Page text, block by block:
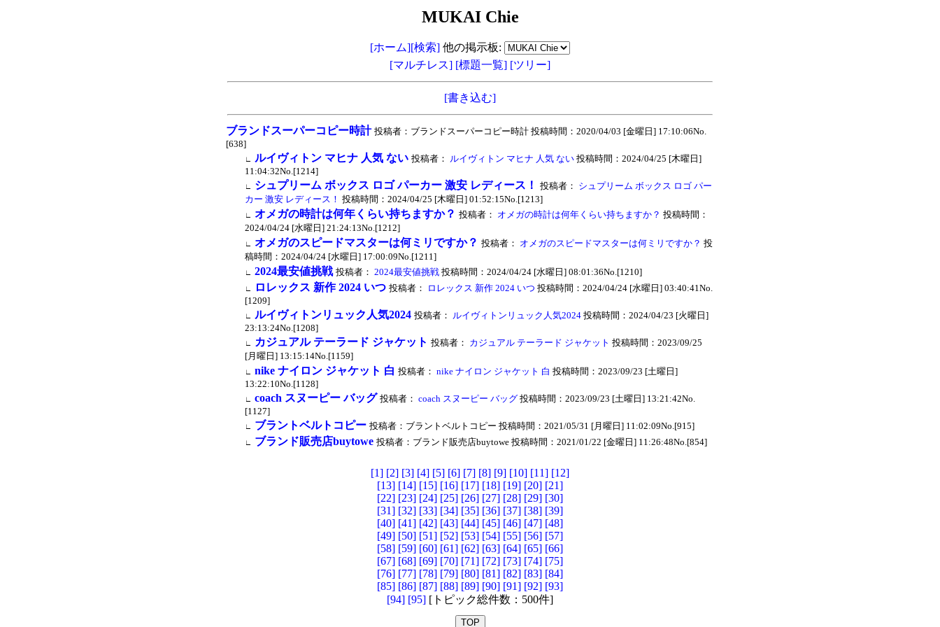
MUKAI Chie
[ホーム][検索] 他の掲示板:
[マルチレス] [標題一覧] [ツリー]
[書き込む]
ブランドスーパーコピー時計 投稿者：ブランドスーパーコピー時計 投稿時間：2020/04/03 [金曜日] 17:10:06No.
[638]
∟ ルイヴィトン マヒナ 人気 ない 投稿者： ルイヴィトン マヒナ 人気 ない 投稿時間：2024/04/25 [木曜日]
11:04:32No.[1214]
∟ シュプリーム ボックス ロゴ パーカー 激安 レディース！ 投稿者： シュプリーム ボックス ロゴ パー
カー 激安 レディース！ 投稿時間：2024/04/25 [木曜日] 01:52:15No.[1213]
∟ オメガの時計は何年くらい持ちますか？ 投稿者： オメガの時計は何年くらい持ちますか？ 投稿時間：
2024/04/24 [水曜日] 21:24:13No.[1212]
∟ オメガのスピードマスターは何ミリですか？ 投稿者： オメガのスピードマスターは何ミリですか？ 投
稿時間：2024/04/24 [水曜日] 17:00:09No.[1211]
∟ 2024最安値挑戦 投稿者： 2024最安値挑戦 投稿時間：2024/04/24 [水曜日] 08:01:36No.[1210]
∟ ロレックス 新作 2024 いつ 投稿者： ロレックス 新作 2024 いつ 投稿時間：2024/04/24 [水曜日] 03:40:41No.
[1209]
∟ ルイヴィトンリュック人気2024 投稿者： ルイヴィトンリュック人気2024 投稿時間：2024/04/23 [火曜日]
23:13:24No.[1208]
∟ カジュアル テーラード ジャケット 投稿者： カジュアル テーラード ジャケット 投稿時間：2023/09/25
[月曜日] 13:15:14No.[1159]
∟ nike ナイロン ジャケット 白 投稿者： nike ナイロン ジャケット 白 投稿時間：2023/09/23 [土曜日]
13:22:10No.[1128]
∟ coach スヌーピー バッグ 投稿者： coach スヌーピー バッグ 投稿時間：2023/09/23 [土曜日] 13:21:42No.
[1127]
∟ ブラントベルトコピー 投稿者：ブラントベルトコピー 投稿時間：2021/05/31 [月曜日] 11:02:09No.[915]
∟ ブランド販売店buytowe 投稿者：ブランド販売店buytowe 投稿時間：2021/01/22 [金曜日] 11:26:48No.[854]
[1] [2] [3] [4] [5] [6] [7] [8] [9] [10] [11] [12]
[13] [14] [15] [16] [17] [18] [19] [20] [21]
[22] [23] [24] [25] [26] [27] [28] [29] [30]
[31] [32] [33] [34] [35] [36] [37] [38] [39]
[40] [41] [42] [43] [44] [45] [46] [47] [48]
[49] [50] [51] [52] [53] [54] [55] [56] [57]
[58] [59] [60] [61] [62] [63] [64] [65] [66]
[67] [68] [69] [70] [71] [72] [73] [74] [75]
[76] [77] [78] [79] [80] [81] [82] [83] [84]
[85] [86] [87] [88] [89] [90] [91] [92] [93]
[94] [95] [トピック総件数：500件]